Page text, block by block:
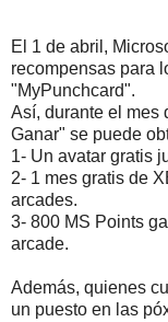
El 1 de abril,
recompensas para
"MyPunchcard".
Así, durante el mes
Ganar" se puede
1- Un avatar gratis
2- 1 mes gratis de
arcades.
3- 800 MS Points
arcade.
Además, quienes
un puesto en las